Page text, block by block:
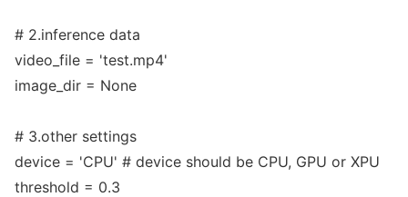
# 2.inference data
video_file = 'test.mp4'
image_dir = None
# 3.other settings
device = 'CPU' # device should be CPU, GPU or XPU
threshold = 0.3